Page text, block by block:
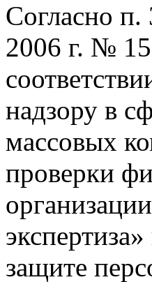
Согласно п.
2006 г. №
надзору в
массовых
проверки
защите